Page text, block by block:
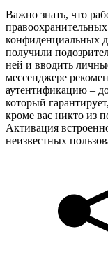
Важно знать, что
конфиденциальных
получили
ней и вводить
мессенджере
аутентификацию –
который
кроме вас никто из
Активация
неизвестных